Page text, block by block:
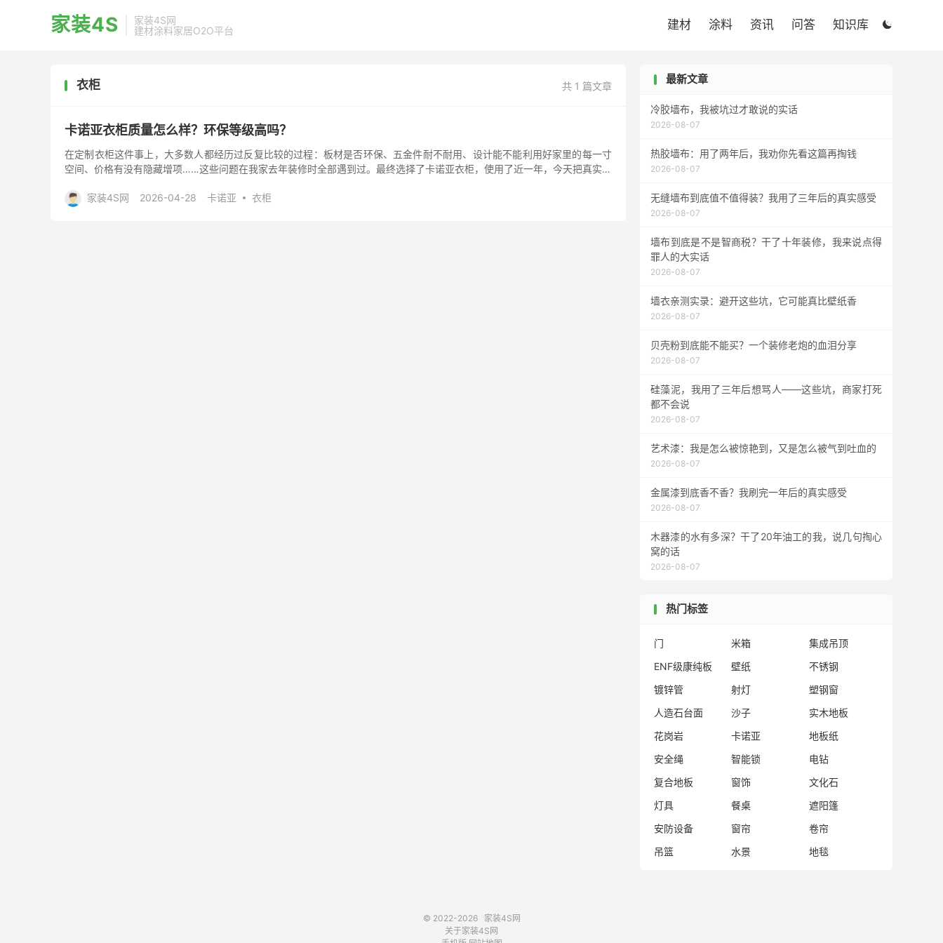
家装4S
家装4S网
建材涂料家居O2O平台

建材 涂料 资讯 问答 知识库
共 1 篇文章
衣柜
卡诺亚衣柜质量怎么样？环保等级高吗？
在定制衣柜这件事上，大多数人都经历过反复比较的过程：板材是否环保、五金件耐不耐用、设计能不能利用好家里的每一寸
空间、价格有没有隐藏增项……这些问题在我家去年装修时全部遇到过。最终选择了卡诺亚衣柜，使用了近一年，今天把真实体
家装4S网
2026-04-28 卡诺亚 衣柜
最新文章
冷胶墙布，我被坑过才敢说的实话
2026-08-07
热胶墙布：用了两年后，我劝你先看这篇再掏钱
2026-08-07
无缝墙布到底值不值得装？我用了三年后的真实感受
2026-08-07
墙布到底是不是智商税？干了十年装修，我来说点得
罪人的大实话
2026-08-07
墙衣亲测实录：避开这些坑，它可能真比壁纸香
2026-08-07
贝壳粉到底能不能买？一个装修老炮的血泪分享
2026-08-07
硅藻泥，我用了三年后想骂人——这些坑，商家打死
都不会说
2026-08-07
艺术漆：我是怎么被惊艳到，又是怎么被气到吐血的
2026-08-07
金属漆到底香不香？我刷完一年后的真实感受
2026-08-07
木器漆的水有多深？干了20年油工的我，说几句掏心
窝的话
2026-08-07
热门标签
门 米箱
集成吊顶
ENF级康纯板
壁纸
不锈钢
镀锌管
射灯
塑钢窗
人造石台面
沙子
实木地板
花岗岩
卡诺亚
地板纸
安全绳
智能锁
电钻
复合地板
窗饰
文化石
灯具
餐桌
遮阳篷
安防设备
窗帘
卷帘
吊篮
水景 地毯
© 2022-2026 家装4S网
关于家装4S网